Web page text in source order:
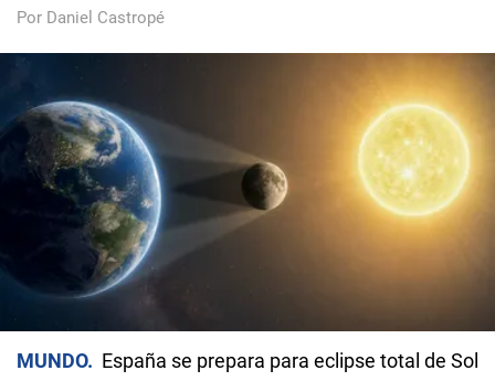
Por Daniel Castropé
MUNDO España se prepara para eclipse total de Sol